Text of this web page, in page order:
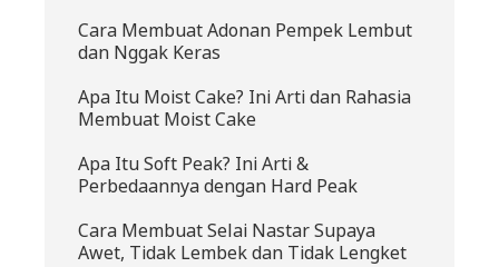
Cara Membuat Adonan Pempek Lembut
dan Nggak Keras
Apa Itu Moist Cake? Ini Arti dan Rahasia
Membuat Moist Cake
Apa Itu Soft Peak? Ini Arti &
Perbedaannya dengan Hard Peak
Cara Membuat Selai Nastar Supaya
Awet, Tidak Lembek dan Tidak Lengket